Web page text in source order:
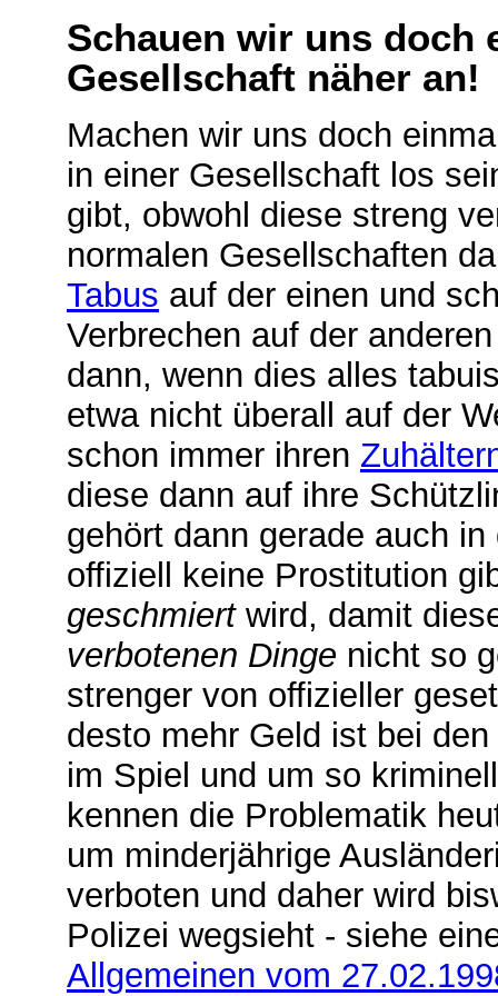
Schauen wir uns doch
Gesellschaft näher an!
Machen wir uns doch
in einer Gesellschaft los
gibt, obwohl diese streng
normalen Gesellschaften
Tabus auf der einen und
Verbrechen auf der
dann, wenn dies alles
etwa nicht überall auf der
schon immer ihren
diese dann auf ihre
gehört dann gerade auch
offiziell keine Prostitution
geschmiertwird, damit
verbotenen Dinge nicht so
strenger von offizieller
desto mehr Geld ist bei
im Spiel und um so
kennen die Problematik
um minderjährige
verboten und daher wird
Polizei wegsieht - siehe
Allgemeinen vom